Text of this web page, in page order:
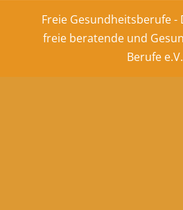
Freie Gesundheitsberufe
freie beratende und
Berufe e.V.